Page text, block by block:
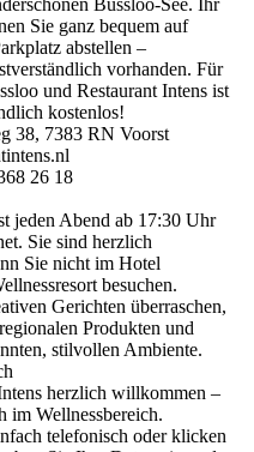
Bussloo-See. Ihr
Sie ganz bequem auf
abstellen –
vorhanden. Für
und Restaurant Intens ist
kostenlos!
38, 7383 RN Voorst
26 18
jeden Abend ab 17:30 Uhr
Sie sind herzlich
Sie nicht im Hotel
besuchen.
Gerichten überraschen,
Produkten und
stilvollen Ambiente.
herzlich willkommen –
im Wellnessbereich.
telefonisch oder klicken